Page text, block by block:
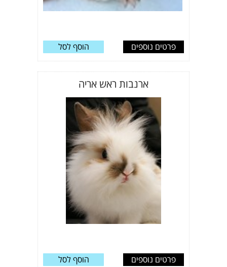
פרטים נוספים הוסף לסל
ארנבות ראש אריה
פרטים נוספים הוסף לסל